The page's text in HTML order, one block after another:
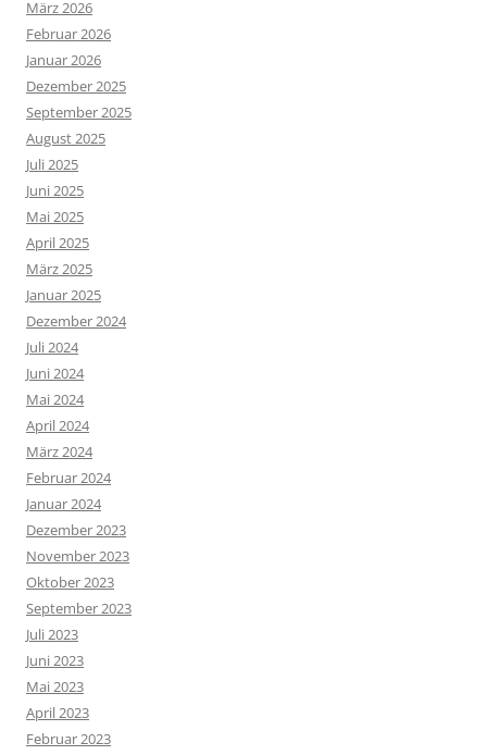
März 2026
Februar 2026
Januar 2026
Dezember 2025
September 2025
August 2025
Juli 2025
Juni 2025
Mai 2025
April 2025
März 2025
Januar 2025
Dezember 2024
Juli 2024
Juni 2024
Mai 2024
April 2024
März 2024
Februar 2024
Januar 2024
Dezember 2023
November 2023
Oktober 2023
September 2023
Juli 2023
Juni 2023
Mai 2023
April 2023
Februar 2023